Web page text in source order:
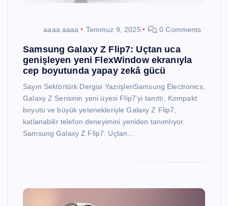
aaaa aaaa Temmuz 9, 2025 0 Comments
Samsung Galaxy Z Flip7: Uçtan uca
genişleyen yeni FlexWindow ekranıyla
cep boyutunda yapay zekâ gücü
Sayın Sektörtürk Dergisi YazıişleriSamsung Electronics,
Galaxy Z Serisinin yeni üyesi Flip7’yi tanıttı. Kompakt
boyutu ve büyük yetenekleriyle Galaxy Z Flip7,
katlanabilir telefon deneyimini yeniden tanımlıyor.
Samsung Galaxy Z Flip7: Uçtan…